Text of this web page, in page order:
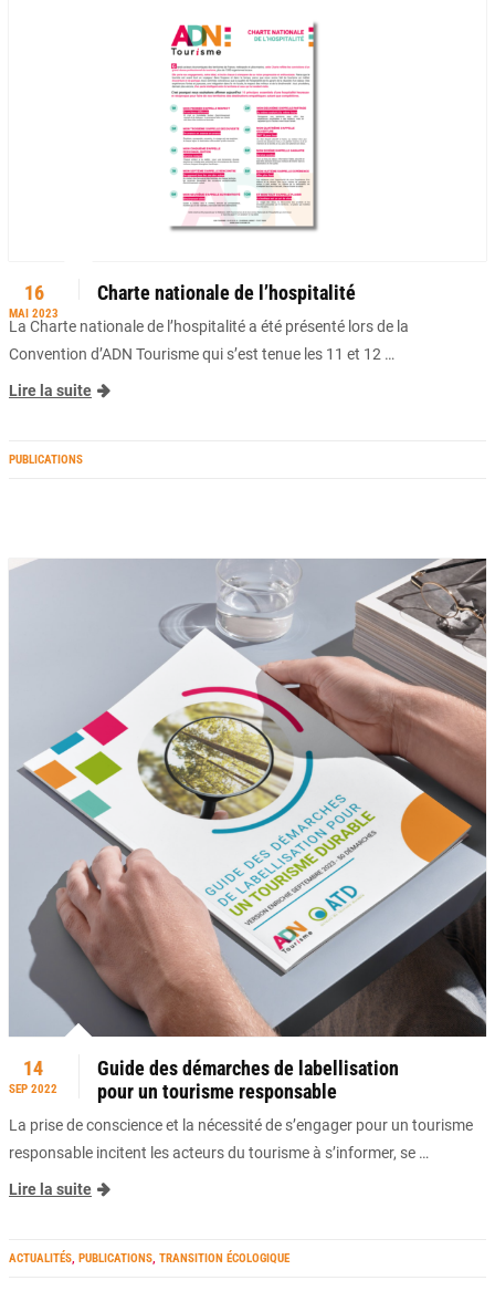
16
MAI 2023
Charte nationale de l’hospitalité
La Charte nationale de l’hospitalité a été présenté lors de la
Convention d’ADN Tourisme qui s’est tenue les 11 et 12 …
Lire la suite
PUBLICATIONS
14
SEP 2022
Guide des démarches de labellisation
pour un tourisme responsable
La prise de conscience et la nécessité de s’engager pour un tourisme
responsable incitent les acteurs du tourisme à s’informer, se …
Lire la suite
ACTUALITÉS, PUBLICATIONS, TRANSITION ÉCOLOGIQUE